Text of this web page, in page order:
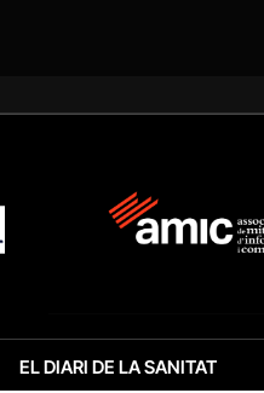
EL DIARI DE LA SANITAT